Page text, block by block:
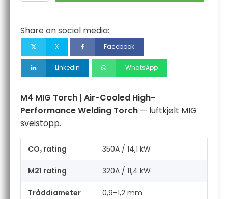
Cooled
High-
Welding
Torch
Share on social media:
X Facebook
Linkedin WhatsApp
M4 MIG Torch | Air-Cooled High-
Performance Welding Torch — luftkjølt MIG
sveistopp.
CO₂ rating 350A / 14,1 kW
M21 rating 320A / 11,4 kW
Tråddiameter 0,9–1,2 mm